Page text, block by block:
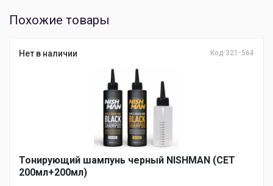
Похожие товары
Нет в наличии Код 321-564
Тонирующий шампунь черный NISHMAN (СЕТ
200мл+200мл)